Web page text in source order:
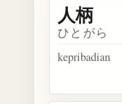
人柄
ひとがら
kepribadian